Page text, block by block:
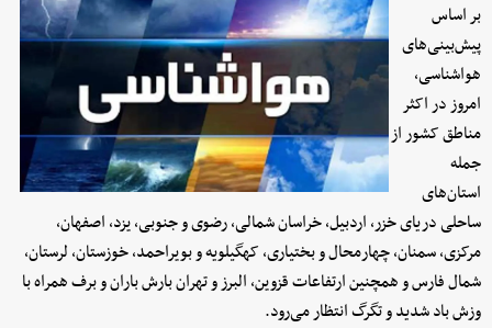
بر اساس
پیش‌بینی‌های
هواشناسی،
امروز در اکثر
مناطق کشور از
جمله
استان‌های
ساحلی دریای خزر، اردبیل، خراسان شمالی، رضوی و جنوبی، یزد، اصفهان،
مرکزی، سمنان، چهارمحال و بختیاری، کهگیلویه و بویراحمد، خوزستان، لرستان،
شمال فارس و همچنین ارتفاعات قزوین، البرز و تهران بارش باران و برف همراه با
وزش باد شدید و تگرگ انتظار می‌رود.